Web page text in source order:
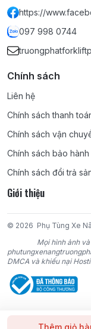
Thêm giỏ
https://
097 998 0744
Chính sách
Liên hệ
Chính sách thanh
Chính sách vận
Chính sách bảo hành
Chính sách đổi trả
Giới thiệu
© 2026 Phụ Tùng Xe
Mọi hình ảnh
DMCA và khiếu nại